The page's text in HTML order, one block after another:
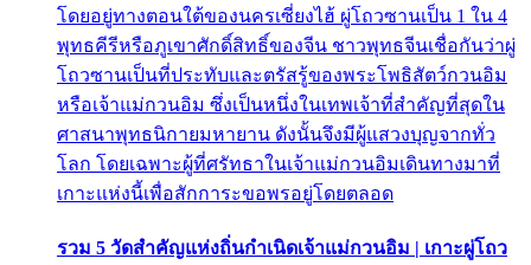
โดยอยู่ทางตอนใต้ของนครเซี่ยงไฮ้ ผู่โถวซานเป็น 1 ใน 4
พุทธคีรีหรือภูเขาศักดิ์สิทธิ์ของจีน ชาวพุทธจีนเชื่อกันว่าผู่
โถวซานเป็นที่ประทับและตรัสรู้ของพระโพธิสัตว์กวนอิม
หรือเจ้าแม่กวนอิม ซึ่งเป็นหนึ่งในเทพเจ้าที่สำคัญที่สุดใน
ศาสนาพุทธนิกายมหายาน ดังนั้นจึงมีผู้แสวงบุญจากทั่ว
โลก โดยเฉพาะผู้ที่ศรัทธาในเจ้าแม่กวนอิมเดินทางมาที่
เกาะแห่งนี้เพื่อสักการะขอพรอยู่โดยตลอด
รวม 5 วัดสำคัญแห่งถิ่นกำเนิดเจ้าแม่กวนอิม | เกาะผู่โถว